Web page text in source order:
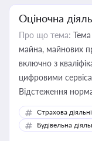
Оціночна
Про що тема:
майна, майнових
включно з
цифровими
Відстеження
корисне для
бухгалтера під
державного
Страхова
Будівельна